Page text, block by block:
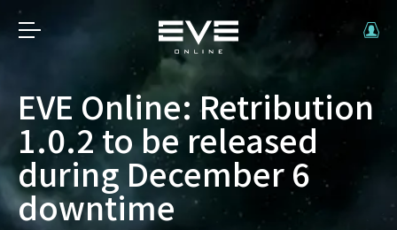
EVE Online: Retribution
1.0.2 to be released
during December 6
downtime